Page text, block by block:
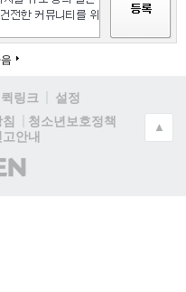
퀵링크
설정
청소년보호정책
안내
▲